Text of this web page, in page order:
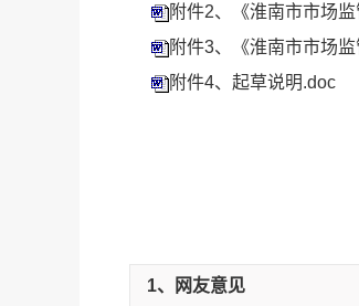
附件2、《淮南市市场
附件3、《淮南市市场
附件4、起草说明.doc
1、网友意见